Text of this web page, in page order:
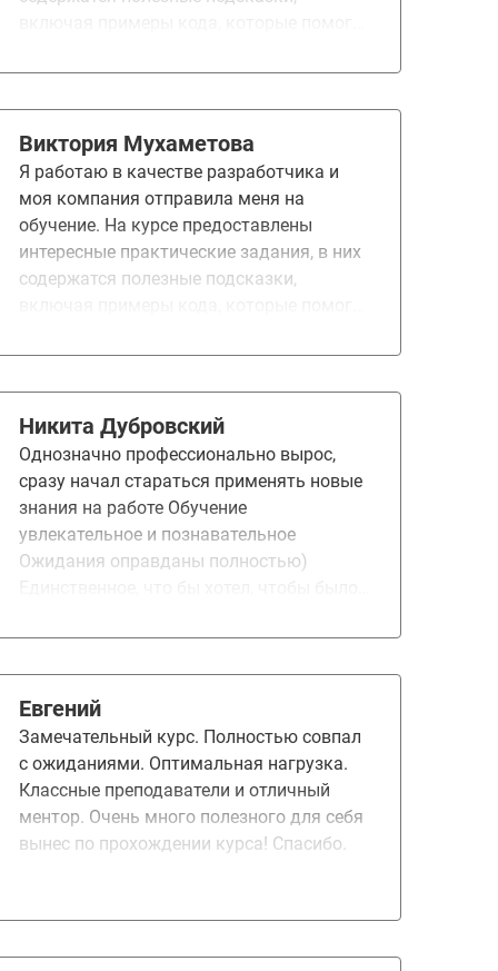
этому обучению, я расширила своё
Виктория Мухаметова
Я работаю в качестве разработчика и
моя компания отправила меня на
обучение. На курсе предоставлены
интересные практические задания, в них
содержатся полезные подсказки,
этому обучению, я расширила своё
Никита Дубровский
Однозначно профессионально вырос,
сразу начал стараться применять новые
знания на работе Обучение
увлекательное и познавательное
Ожидания оправданы полностью)
мини задания после лекций, просто на
классно, Своего рода мини домашка без
проверки, которая сильно помогает
закрепить и лучше понять материал
Работаю инженером-программистом в
проектном институте Курс заинтересовал
своей программой Пока только новые
знания получил) работу или должность
Евгений
Замечательный курс. Полностью совпал
с ожиданиями. Оптимальная нагрузка.
Классные преподаватели и отличный
ментор. Очень много полезного для себя
вынес по прохождении курса! Спасибо.